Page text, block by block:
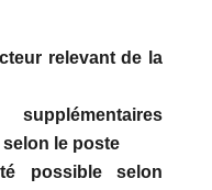
relevant de la
le poste
possible selon